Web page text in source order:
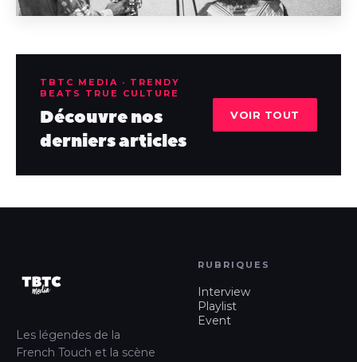
TBTC MEDIA · TRENDY
BEATS TRUE CULTURE
Découvre nos
derniers articles
VOIR TOUT
Les légendes de la
French Touch et la scène
RUBRIQUES
Interview
Playlist
Event